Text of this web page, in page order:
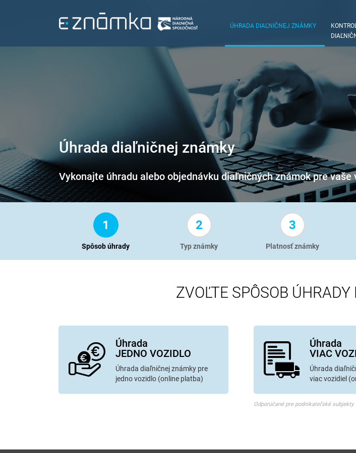
ÚHRADA DIAĽNIČNEJ ZNÁMKY
Úhrada diaľničnej známky
Vykonajte úhradu alebo objednávku diaľničných známok pre vaše
1
Spôsob úhrady
2
Typ známky
3
Platnosť známky
ZVOĽTE SPÔSOB
Úhrada
JEDNO VOZIDLO
Úhrada diaľničnej známky pre
jedno vozidlo (online platba)
Úhrada
VIAC
Úhrada
viac vozidiel
Odporúčané pre podnikateľské subjekty